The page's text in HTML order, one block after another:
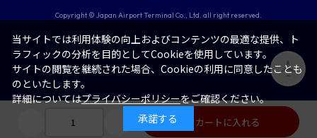
カートに入れる
Copyright © Japan Airport Terminal Co., Ltd. all right reserved.
当サイトでは利用体験の向上およびコンテンツの最適な提供、ト
ラフィックの分析を目的としてCookieを使用しています。
サイトの閲覧を継続された場合、Cookieの利用に同意したことも
のといたします。
詳細についてはプライバシーポリシーをご確認ください。
承諾する